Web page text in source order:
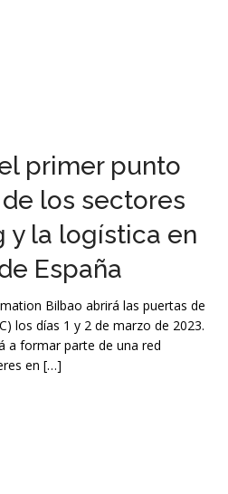
primer punto
los sectores
y la logística en
España
Bilbao abrirá las puertas de
los días 1 y 2 de marzo de 2023.
a formar parte de una red
en […]